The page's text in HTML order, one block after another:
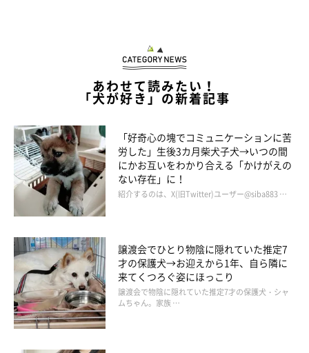
あわせて読みたい！
「犬が好き」の新着記事
「好奇心の塊でコミュニケーションに苦
労した」生後3カ月柴犬子犬→いつの間
にかお互いをわかり合える「かけがえの
ない存在」に！
紹介するのは、X(旧Twitter)ユーザー@siba883 …
譲渡会でひとり物陰に隠れていた推定7
才の保護犬→お迎えから1年、自ら隣に
来てくつろぐ姿にほっこり
譲渡会で物陰に隠れていた推定7才の保護犬・シャ
ムちゃん。家族 …